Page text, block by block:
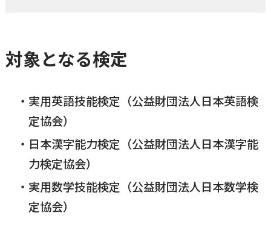
横瀬町（町長） へのご意見等
横瀬町公式note
暮らしの便利帳「わかる」
対象となる検定
実用英語技能検定（公益財団法人日本英語検
定協会）
日本漢字能力検定（公益財団法人日本漢字能
力検定協会）
実用数学技能検定（公益財団法人日本数学検
定協会）